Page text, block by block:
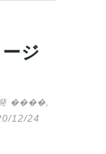
ジ
����
12/24